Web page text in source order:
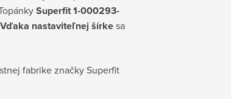
Superfit 1-000293-
Vďaka nastaviteľnej šírkesa
fabrike značky Superfit